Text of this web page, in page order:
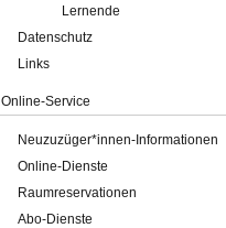
Lernende
Datenschutz
Links
Online-Service
Neuzuzüger*innen-Informationen
Online-Dienste
Raumreservationen
Abo-Dienste